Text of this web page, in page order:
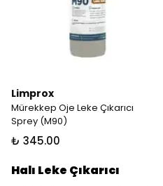
Limprox
Mürekkep Oje Leke Çıkarıcı
Sprey (M90)
₺ 345.00
Halı Leke Çıkarıcı